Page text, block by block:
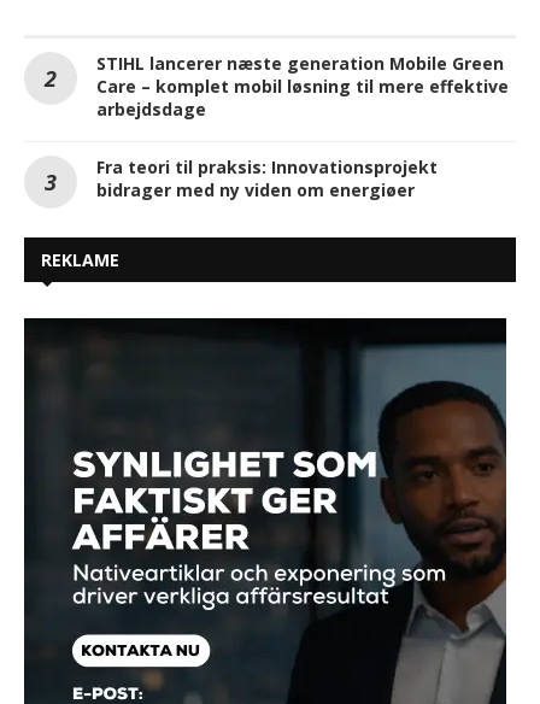
STIHL lancerer næste generation Mobile Green
Care – komplet mobil løsning til mere effektive
arbejdsdage
Fra teori til praksis: Innovationsprojekt
bidrager med ny viden om energiøer
REKLAME